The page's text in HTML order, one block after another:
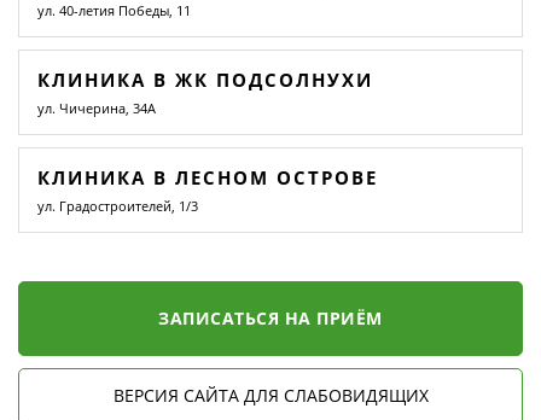
ул. 40-летия Победы, 11
КЛИНИКА В ЖК ПОДСОЛНУХИ
ул. Чичерина, 34А
КЛИНИКА В ЛЕСНОМ ОСТРОВЕ
ул. Градостроителей, 1/3
ЗАПИСАТЬСЯ НА ПРИЁМ
ВЕРСИЯ САЙТА ДЛЯ СЛАБОВИДЯЩИХ